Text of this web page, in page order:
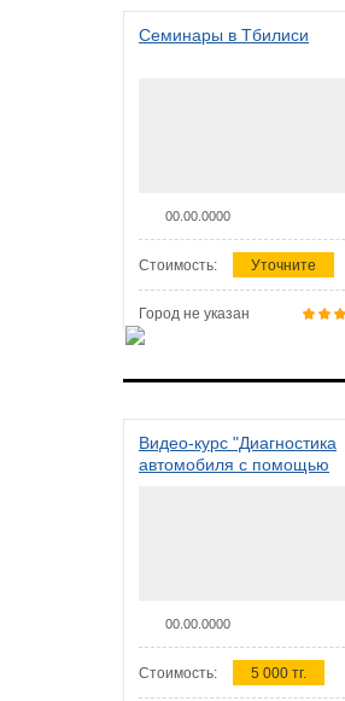
Семинары в Тбилиси
00.00.0000
Стоимость: Уточните
Город не указан
Видео-курс "Диагностика
автомобиля с помощью
00.00.0000
Стоимость: 5 000 тг.